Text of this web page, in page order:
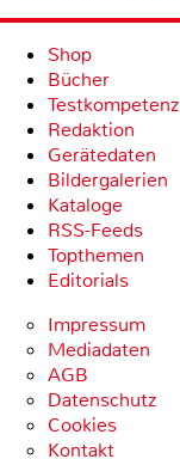
Shop
Bücher
Testkompetenz
Redaktion
Gerätedaten
Bildergalerien
Kataloge
RSS-Feeds
Topthemen
Editorials
Impressum
Mediadaten
AGB
Datenschutz
Cookies
Kontakt